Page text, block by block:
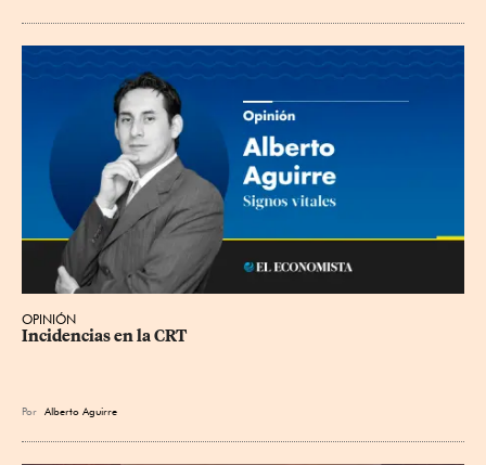
OPINIÓN
Incidencias en la CRT
Por Alberto Aguirre